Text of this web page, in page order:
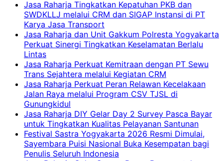
Jasa Raharja Tingkatkan Kepatuhan PKB dan
SWDKLLJ melalui CRM dan SIGAP Instansi di PT
Karya Jasa Transport
Jasa Raharja dan Unit Gakkum Polresta Yogyakarta
Perkuat Sinergi Tingkatkan Keselamatan Berlalu
Lintas
Jasa Raharja Perkuat Kemitraan dengan PT Sewu
Trans Sejahtera melalui Kegiatan CRM
Jasa Raharja Perkuat Peran Relawan Kecelakaan
Jalan Raya melalui Program CSV TJSL di
Gunungkidul
Jasa Raharja DIY Gelar Day 2 Survey Pasca Bayar
untuk Tingkatkan Kualitas Pelayanan Santunan
Festival Sastra Yogyakarta 2026 Resmi Dimulai,
Sayembara Puisi Nasional Buka Kesempatan bagi
Penulis Seluruh Indonesia